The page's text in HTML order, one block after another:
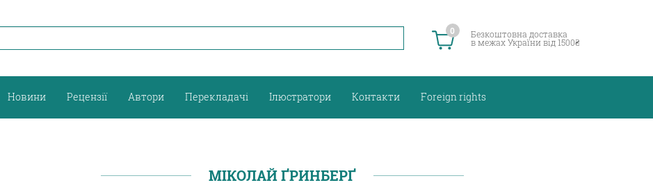
0 Безкоштовна доставка
в межах України від 1500₴
Новини Рецензії Автори Перекладачі Ілюстратори Контакти Foreign rights
МІКОЛАЙ ҐРИНБЕРҐ